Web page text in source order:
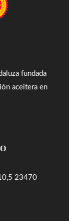
fundada
aceitera en
23470